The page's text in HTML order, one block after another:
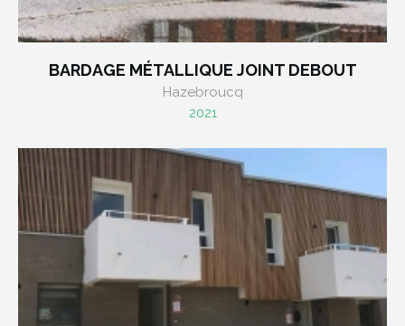
BARDAGE MÉTALLIQUE JOINT DEBOUT
Hazebroucq
2021